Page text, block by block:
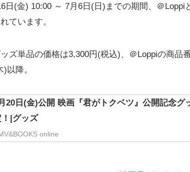
日(金) 10:00 ～ 7月6日(日)までの期間、＠
ています。
ズ単品の価格は3,300円(税込)、＠Loppiの商品
)以降。
20日(金)公開 映画『君がトクベツ』公開記念グ
！|グッズ
online